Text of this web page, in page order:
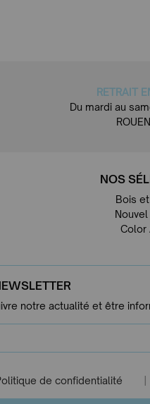
RETRAIT
Du mardi au
NOS
Bois
Color
notre actualité et être
de confidentialité